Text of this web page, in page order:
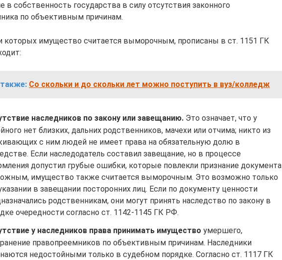
в собственность государства в силу отсутствия законного
по объективным причинам.
которых имущество считается выморочным, прописаны в ст. 1151 ГК
Со скольки и до скольки лет можно поступить в вуз/колледж
наследников по закону или завещанию. Это означает, что у
нет близких, дальних родственников, мачехи или отчима; никто из
с ним людей не имеет права на обязательную долю в
Если наследодатель составил завещание, но в процессе
допустил грубые ошибки, которые повлекли признание документа
имущество также считается выморочным. Это возможно только
в завещании посторонних лиц. Если по документу ценности
родственникам, они могут принять наследство по закону в
очередности согласно ст. 1142-1145 ГК РФ.
у наследников права принимать имущество умершего,
правопреемников по объективным причинам. Наследники
недостойными только в судебном порядке. Согласно ст. 1117 ГК